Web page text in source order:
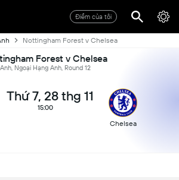
Điểm của tôi
Nottingham Forest v Chelsea
Forest v Chelsea
Anh, Ngoại Hạng Anh, Round 12
Thứ 7, 28 thg 11
15:00
Chelsea